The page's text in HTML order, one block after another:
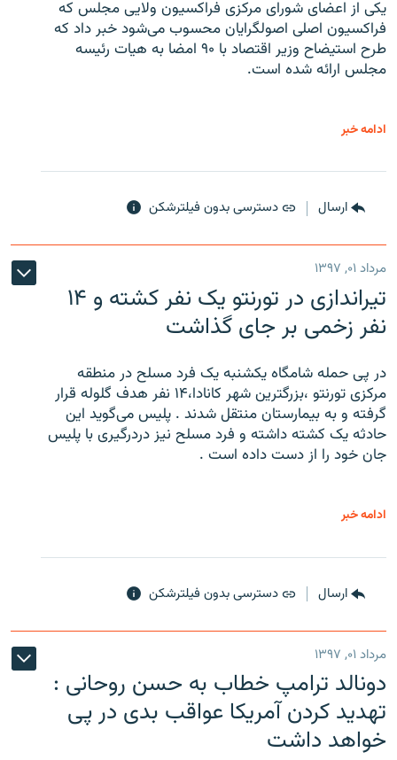
یکی از اعضای شورای مرکزی فراکسیون ولایی مجلس که
فراکسیون اصلی اصولگرایان محسوب می‌شود خبر داد که
طرح استیضاح وزیر اقتصاد با ۹۰ امضا به هیات رئیسه
مجلس ارائه شده است.
ادامه خبر
ارسال دسترسی بدون فیلترشکن
مرداد ۰۱, ۱۳۹۷
تیراندازی در تورنتو یک نفر کشته و ۱۴
نفر زخمی بر جای گذاشت
در پی حمله شامگاه یکشنبه یک فرد مسلح در منطقه
مرکزی تورنتو ،‌بزرگترین شهر کانادا،۱۴ نفر هدف گلوله قرار
گرفته و به بیمارستان منتقل شدند . پلیس می‌گوید این
حادثه یک کشته داشته و فرد مسلح نیز دردرگیری با پلیس
جان خود را از دست داده است .
ادامه خبر
ارسال دسترسی بدون فیلترشکن
مرداد ۰۱, ۱۳۹۷
دونالد ترامپ خطاب به حسن روحانی :
تهدید کردن آمریکا عواقب بدی در پی
خواهد داشت